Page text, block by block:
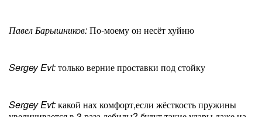
Павел Барышников:По-моему он несёт хуйню
Sergey Evt:только верние проставки под стойку
Sergey Evt:какой нах комфорт,если жёсткость пружины